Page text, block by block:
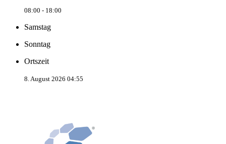
08:00 - 18:00
Samstag
Sonntag
Ortszeit
8. August 2026 04:55